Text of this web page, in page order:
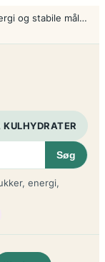
Nyeste om blodsukker, energi og stabile måltider
KULHYDRATER
Søg
energi,